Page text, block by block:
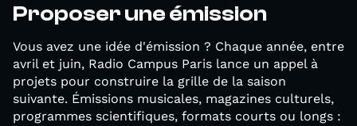
Proposer une émission
Vous avez une idée d'émission ? Chaque année, entre
avril et juin, Radio Campus Paris lance un appel à
projets pour construire la grille de la saison
suivante. Émissions musicales, magazines culturels,
programmes scientifiques, formats courts ou longs :